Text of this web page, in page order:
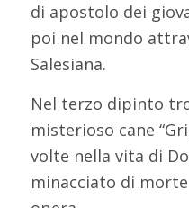
di apostolo dei
poi nel mondo
Salesiana.
Nel terzo dipinto
misterioso cane
volte nella vita di
minacciato di